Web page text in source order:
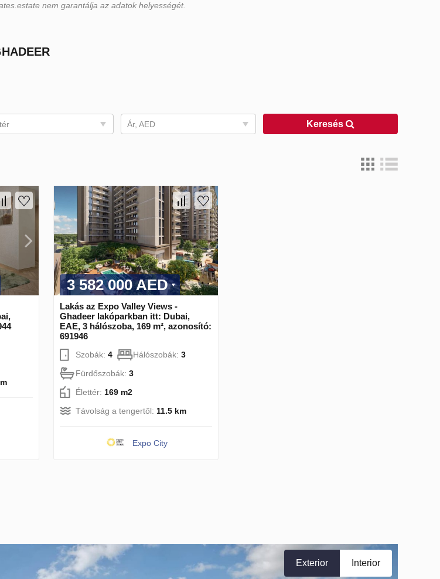
nem garantálja az adatok helyességét.
Ár, AED Keresés
3 582 000 AED
Lakás az Expo Valley Views -
Ghadeer lakóparkban itt: Dubai,
EAE, 3 hálószoba, 169 m², azonosító:
691946
Szobák: 4 Hálószobák: 3
Fürdőszobák: 3
Élettér: 169 m2
Távolság a tengertől: 11.5 km
Expo City
Exterior Interior